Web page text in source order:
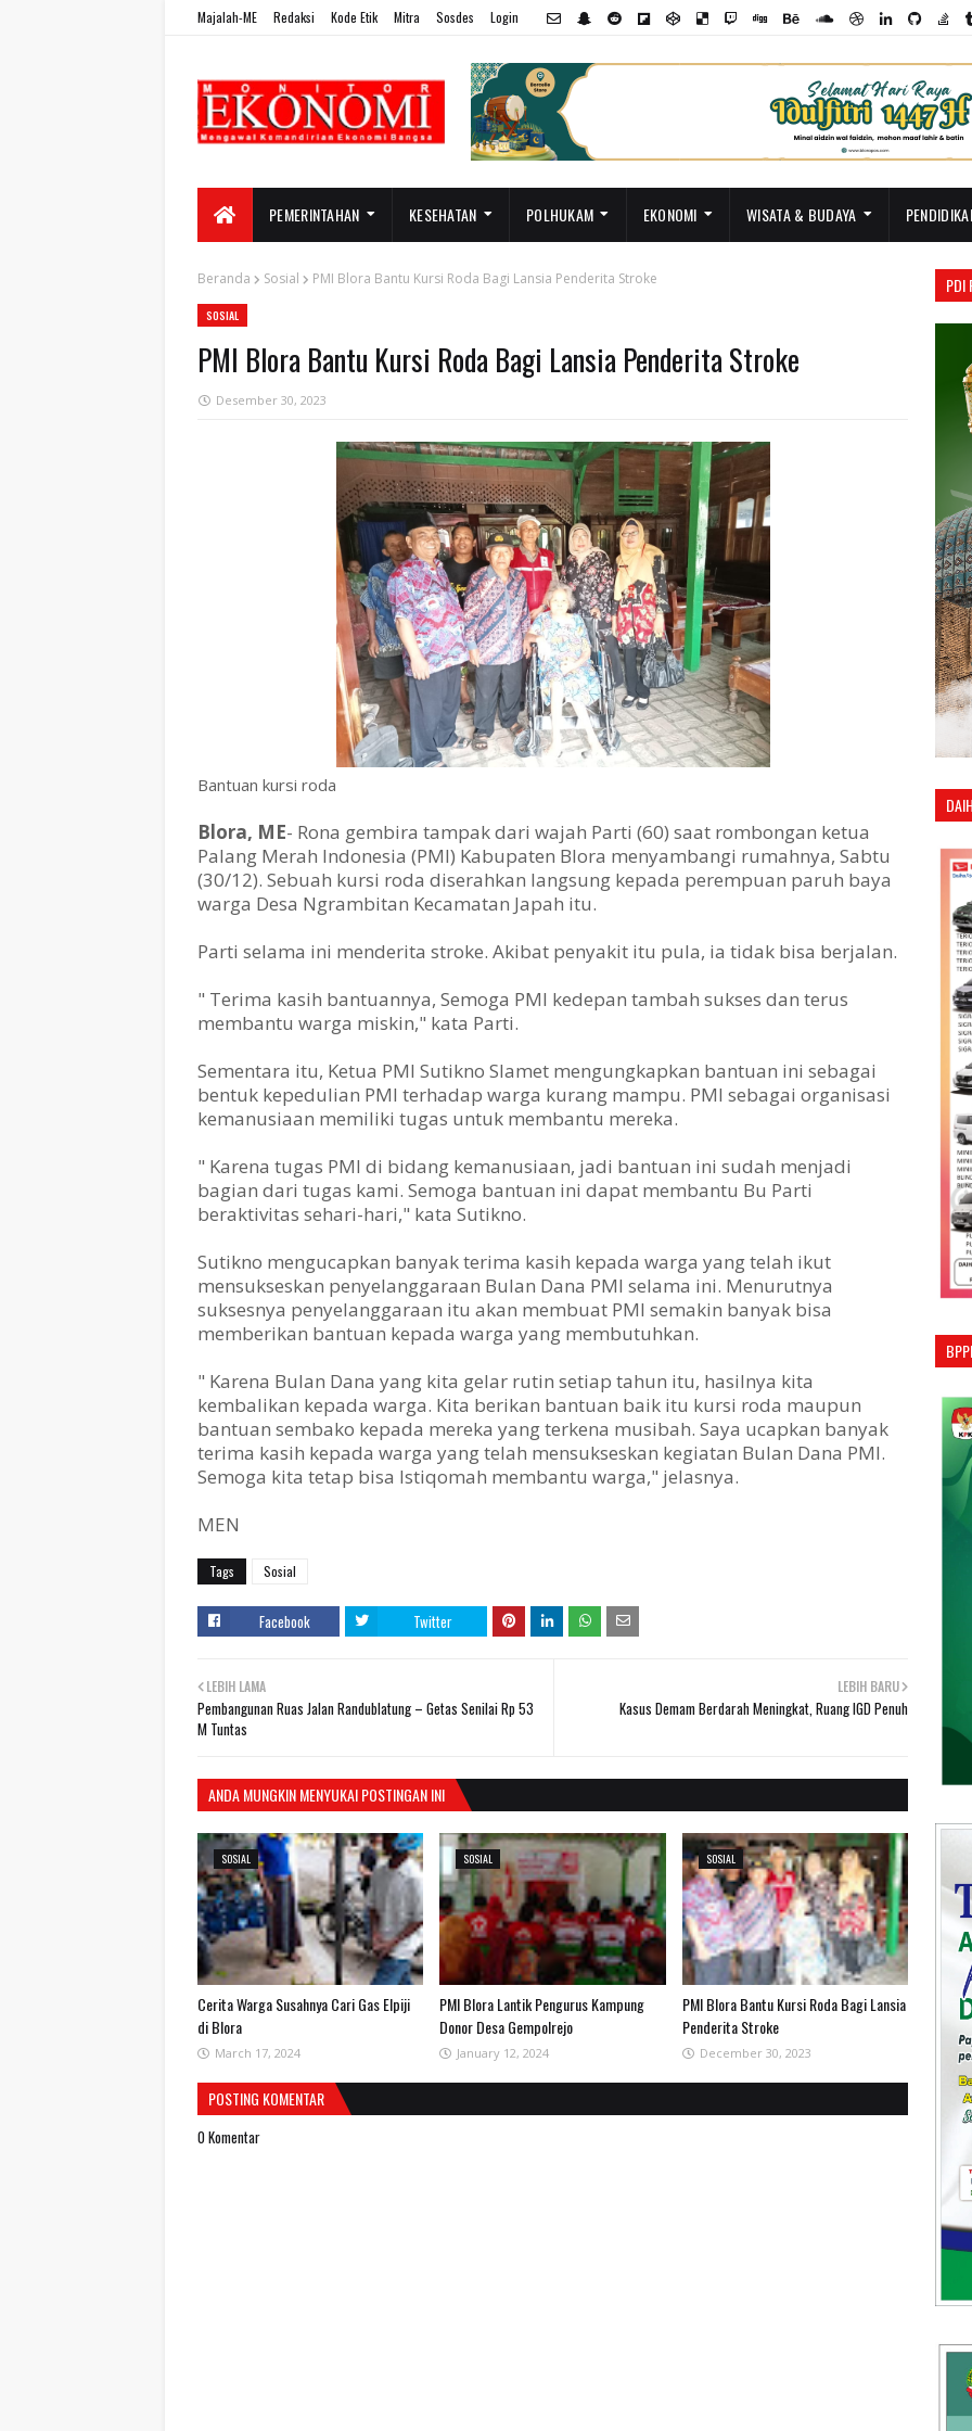
Majalah-ME Redaksi Kode Etik Mitra Sosdes Login
PEMERINTAHAN KESEHATAN POLHUKAM EKONOMI WISATA & BUDAYA
Beranda Sosial PMI Blora Bantu Kursi Roda Bagi Lansia Penderita Stroke
SOSIAL
PMI Blora Bantu Kursi Roda Bagi Lansia Penderita Stroke
Desember 30, 2023
Bantuan kursi roda
Blora, ME- Rona gembira tampak dari wajah Parti (60) saat rombongan ketua
Palang Merah Indonesia (PMI) Kabupaten Blora menyambangi rumahnya, Sabtu
(30/12). Sebuah kursi roda diserahkan langsung kepada perempuan paruh baya
warga Desa Ngrambitan Kecamatan Japah itu.
Parti selama ini menderita stroke. Akibat penyakit itu pula, ia tidak bisa berjalan.
" Terima kasih bantuannya, Semoga PMI kedepan tambah sukses dan terus
membantu warga miskin," kata Parti.
Sementara itu, Ketua PMI Sutikno Slamet mengungkapkan bantuan ini sebagai
bentuk kepedulian PMI terhadap warga kurang mampu. PMI sebagai organisasi
kemanusiaan memiliki tugas untuk membantu mereka.
" Karena tugas PMI di bidang kemanusiaan, jadi bantuan ini sudah menjadi
bagian dari tugas kami. Semoga bantuan ini dapat membantu Bu Parti
beraktivitas sehari-hari," kata Sutikno.
Sutikno mengucapkan banyak terima kasih kepada warga yang telah ikut
mensukseskan penyelanggaraan Bulan Dana PMI selama ini. Menurutnya
suksesnya penyelanggaraan itu akan membuat PMI semakin banyak bisa
memberikan bantuan kepada warga yang membutuhkan.
" Karena Bulan Dana yang kita gelar rutin setiap tahun itu, hasilnya kita
kembalikan kepada warga. Kita berikan bantuan baik itu kursi roda maupun
bantuan sembako kepada mereka yang terkena musibah. Saya ucapkan banyak
terima kasih kepada warga yang telah mensukseskan kegiatan Bulan Dana PMI.
Semoga kita tetap bisa Istiqomah membantu warga," jelasnya.
MEN
Tags Sosial
Facebook Twitter
LEBIH BARU
Kasus Demam Berdarah Meningkat, Ruang IGD Penuh
LEBIH LAMA
Pembangunan Ruas Jalan Randublatung – Getas Senilai Rp 53
M Tuntas
ANDA MUNGKIN MENYUKAI POSTINGAN INI
SOSIAL
Cerita Warga Susahnya Cari Gas Elpiji
di Blora
March 17, 2024
SOSIAL
PMI Blora Lantik Pengurus Kampung
Donor Desa Gempolrejo
January 12, 2024
SOSIAL
PMI Blora Bantu Kursi Roda Bagi Lansia
Penderita Stroke
December 30, 2023
POSTING KOMENTAR
0 Komentar
PDI